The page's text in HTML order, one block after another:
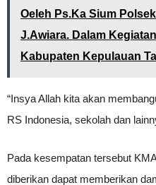
Oeleh Ps.Ka Sium
J.Awiara. Dalam
Kabupaten Kepulauan
“Insya Allah kita akan
RS Indonesia, sekolah dan
Pada kesempatan tersebut
diberikan dapat memberikan